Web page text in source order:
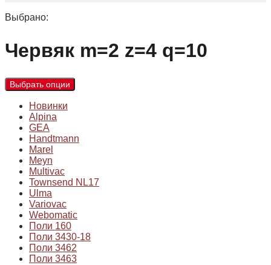
Выбрано:
Червяк m=2 z=4 q=10
Выбрать опции
Новинки
Alpina
GEA
Handtmann
Marel
Meyn
Multivac
Townsend NL17
Ulma
Variovac
Webomatic
Поли 160
Поли 3430-18
Поли 3462
Поли 3463